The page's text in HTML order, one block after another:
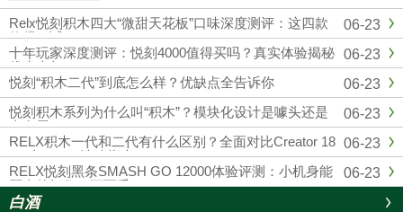
汁的颜色，就和那个特别相近，秋冬季节重口星
人的最爱，和纪梵希315有些许的相似。黄皮也
是完全可以驾......
06-23
Relx悦刻积木四大“微甜天花板”口味深度测评：这四款
值得一试
06-23
十年玩家深度测评：悦刻4000值得买吗？真实体验揭秘
优劣真相
06-23
悦刻“积木二代”到底怎么样？优缺点全告诉你
06-23
悦刻积木系列为什么叫“积木”？模块化设计是噱头还是
真有用？
06-23
RELX积木一代和二代有什么区别？全面对比Creator 18
000与22000选购指南
06-23
RELX悦刻黑条SMASH GO 12000体验评测：小机身能
否真的扛住一万两千口？
白酒